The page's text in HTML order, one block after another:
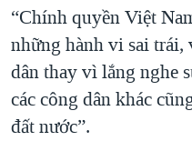
“Chính quyền Việt
những hành vi sai trái,
dân thay vì lắng nghe
các công dân khác
đất nước”.